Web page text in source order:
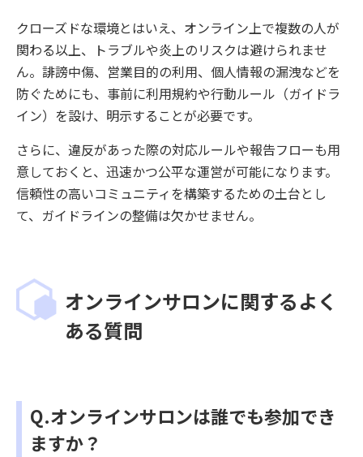
クローズドな環境とはいえ、オンライン上で複数の人が
関わる以上、トラブルや炎上のリスクは避けられませ
ん。誹謗中傷、営業目的の利用、個人情報の漏洩などを
防ぐためにも、事前に利用規約や行動ルール（ガイドラ
イン）を設け、明示することが必要です。
さらに、違反があった際の対応ルールや報告フローも用
意しておくと、迅速かつ公平な運営が可能になります。
信頼性の高いコミュニティを構築するための土台とし
て、ガイドラインの整備は欠かせません。
オンラインサロンに関するよく
ある質問
Q.オンラインサロンは誰でも参加でき
ますか？